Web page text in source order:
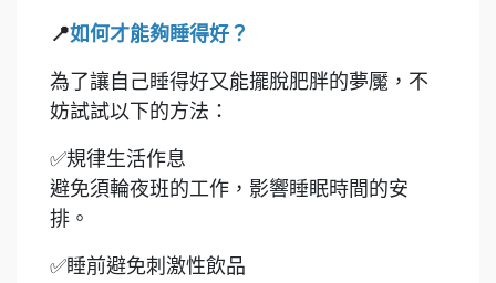
📍如何才能夠睡得好？
為了讓自己睡得好又能擺脫肥胖的夢魘，不
妨試試以下的方法：
✅規律生活作息
避免須輪夜班的工作，影響睡眠時間的安
排。
✅睡前避免刺激性飲品